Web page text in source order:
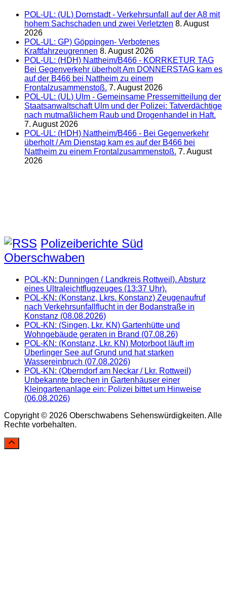
POL-UL: (UL) Dornstadt - Verkehrsunfall auf der A8 mit
hohem Sachschaden und zwei Verletzten 8. August
2026
POL-UL: GP) Göppingen- Verbotenes
Kraftfahrzeugrennen 8. August 2026
POL-UL: (HDH) Nattheim/B466 - KORRKETUR TAG
Bei Gegenverkehr überholt Am DONNERSTAG kam es
auf der B466 bei Nattheim zu einem
Frontalzusammenstoß. 7. August 2026
POL-UL: (UL) Ulm - Gemeinsame Pressemitteilung der
Staatsanwaltschaft Ulm und der Polizei: Tatverdächtige
nach mutmaßlichem Raub und Drogenhandel in Haft.
7. August 2026
POL-UL: (HDH) Nattheim/B466 - Bei Gegenverkehr
überholt / Am Dienstag kam es auf der B466 bei
Nattheim zu einem Frontalzusammenstoß. 7. August
2026
Polizeiberichte Süd
Oberschwaben
POL-KN: Dunningen ( Landkreis Rottweil). Absturz
eines Ultraleichtflugzeuges (13:37 Uhr).
POL-KN: (Konstanz, Lkrs. Konstanz) Zeugenaufruf
nach Verkehrsunfallflucht in der Bodanstraße in
Konstanz (08.08.2026)
POL-KN: (Singen, Lkr. KN) Gartenhütte und
Wohngebäude geraten in Brand (07.08.26)
POL-KN: (Konstanz, Lkr. KN) Motorboot läuft im
Überlinger See auf Grund und hat starken
Wassereinbruch (07.08.2026)
POL-KN: (Oberndorf am Neckar / Lkr. Rottweil)
Unbekannte brechen in Gartenhäuser einer
Kleingartenanlage ein: Polizei bittet um Hinweise
(06.08.2026)
Copyright © 2026 Oberschwabens Sehenswürdigkeiten. Alle
Rechte vorbehalten.